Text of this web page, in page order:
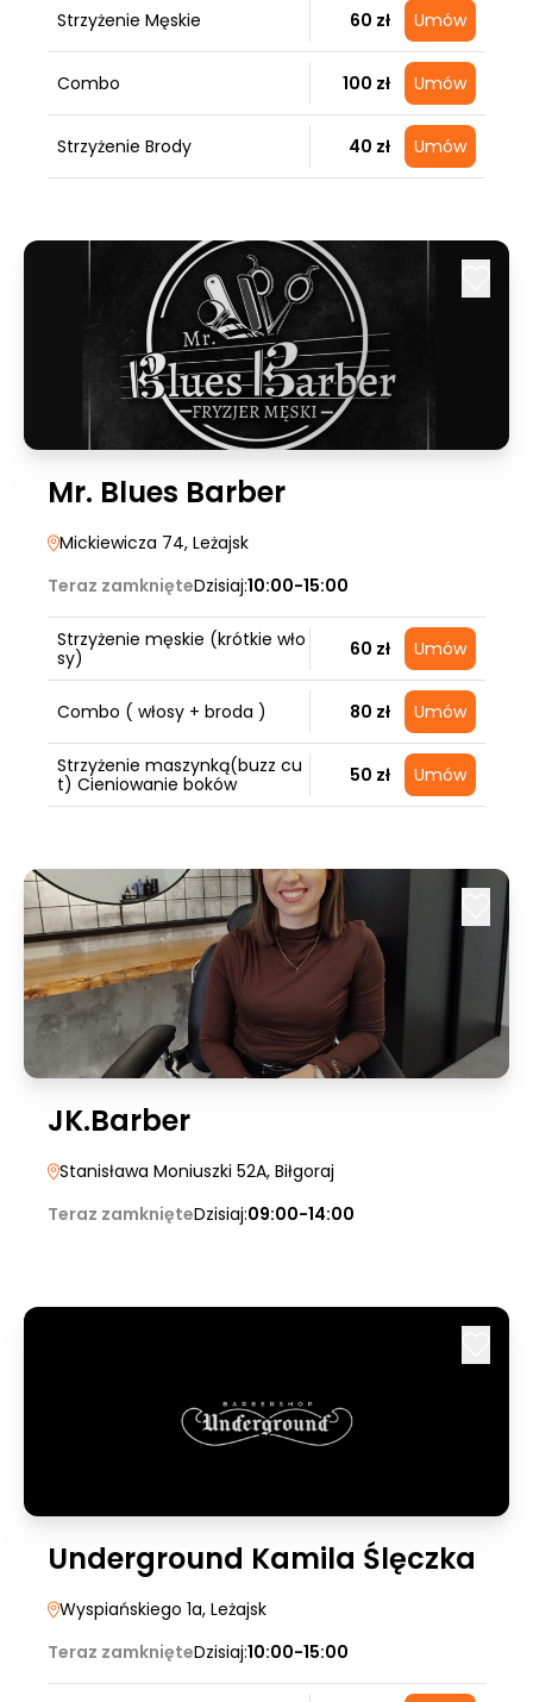
Strzyżenie Męskie 60 zł Umów
Combo 100 zł Umów
Strzyżenie Brody 40 zł Umów
Mr. Blues Barber
Mickiewicza 74, Leżajsk
Teraz zamknięteDzisiaj:10:00-15:00
Strzyżenie męskie (krótkie wło
sy)
60 zł Umów
Combo ( włosy + broda ) 80 zł Umów
Strzyżenie maszynką(buzz cu
t) Cieniowanie boków
50 zł Umów
JK.Barber
Stanisława Moniuszki 52A, Biłgoraj
Teraz zamknięteDzisiaj:09:00-14:00
Underground Kamila Ślęczka
Wyspiańskiego 1a, Leżajsk
Teraz zamknięteDzisiaj:10:00-15:00